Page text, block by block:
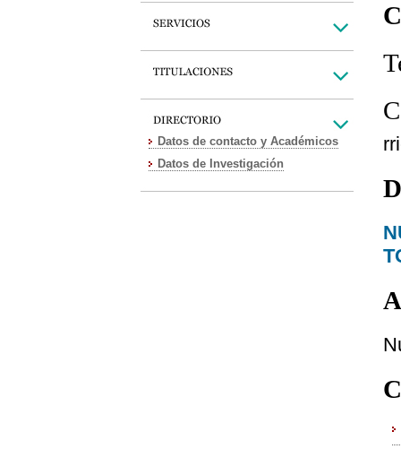
Datos de contacto y Académicos
Datos de Investigación